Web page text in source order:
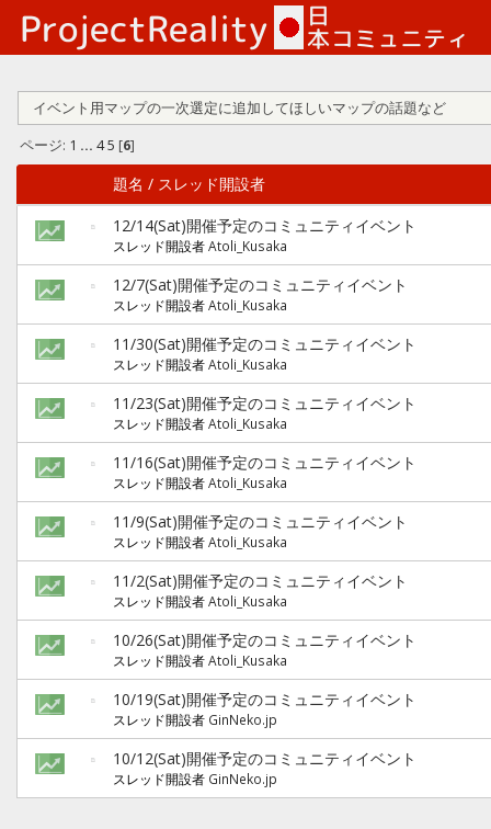
イベント用マップの一次選定に追加してほしいマップの話題など
ページ: 1 ... 4 5 [6]
題名 / スレッド開設者
12/14(Sat)開催予定のコミュニティイベント
スレッド開設者Atoli_Kusaka
12/7(Sat)開催予定のコミュニティイベント
スレッド開設者Atoli_Kusaka
11/30(Sat)開催予定のコミュニティイベント
スレッド開設者Atoli_Kusaka
11/23(Sat)開催予定のコミュニティイベント
スレッド開設者Atoli_Kusaka
11/16(Sat)開催予定のコミュニティイベント
スレッド開設者Atoli_Kusaka
11/9(Sat)開催予定のコミュニティイベント
スレッド開設者Atoli_Kusaka
11/2(Sat)開催予定のコミュニティイベント
スレッド開設者Atoli_Kusaka
10/26(Sat)開催予定のコミュニティイベント
スレッド開設者Atoli_Kusaka
10/19(Sat)開催予定のコミュニティイベント
スレッド開設者 GinNeko.jp
10/12(Sat)開催予定のコミュニティイベント
スレッド開設者 GinNeko.jp